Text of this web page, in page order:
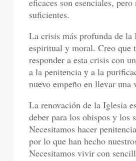
eficaces son esenciales, pero
suficientes.
La crisis más profunda de la
espiritual y moral. Creo que
responder a esta crisis con
a la penitencia y a la
nuevo empeño en llevar una
La renovación de la Iglesia
deber para los obispos y los
Necesitamos hacer
por lo que han hecho
Necesitamos vivir con